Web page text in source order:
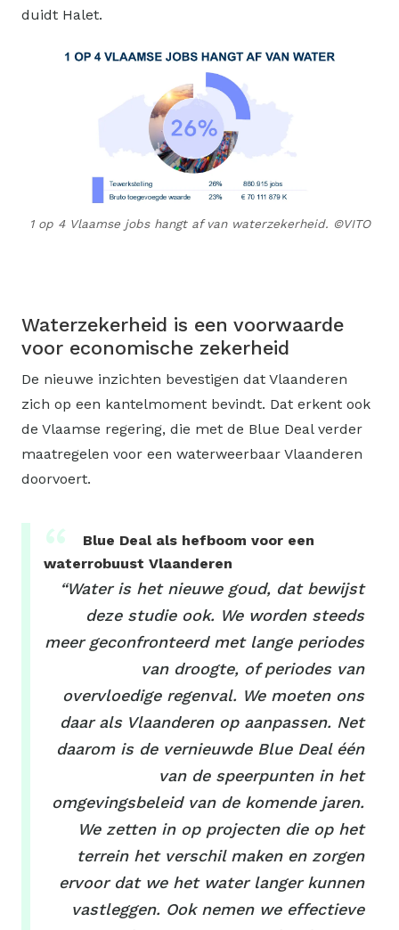
duidt Halet.
1 op 4 Vlaamse jobs hangt af van waterzekerheid. ©VITO
Waterzekerheid is een voorwaarde
voor economische zekerheid
De nieuwe inzichten bevestigen dat Vlaanderen
zich op een kantelmoment bevindt. Dat erkent ook
de Vlaamse regering, die met de Blue Deal verder
maatregelen voor een waterweerbaar Vlaanderen
doorvoert.
Blue Deal als hefboom voor een
waterrobuust Vlaanderen
“Water is het nieuwe goud, dat bewijst
deze studie ook. We worden steeds
meer geconfronteerd met lange periodes
van droogte, of periodes van
overvloedige regenval. We moeten ons
daar als Vlaanderen op aanpassen. Net
daarom is de vernieuwde Blue Deal één
van de speerpunten in het
omgevingsbeleid van de komende jaren.
We zetten in op projecten die op het
terrein het verschil maken en zorgen
ervoor dat we het water langer kunnen
vastleggen. Ook nemen we effectieve